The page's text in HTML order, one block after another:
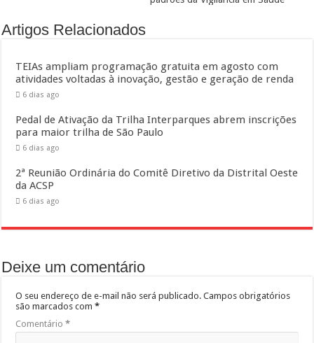
Artigos Relacionados
TEIAs ampliam programação gratuita em agosto com
atividades voltadas à inovação, gestão e geração de renda
6 dias ago
Pedal de Ativação da Trilha Interparques abrem inscrições
para maior trilha de São Paulo
6 dias ago
2ª Reunião Ordinária do Comitê Diretivo da Distrital Oeste
da ACSP
6 dias ago
Deixe um comentário
O seu endereço de e-mail não será publicado. Campos obrigatórios
são marcados com*
Comentário*